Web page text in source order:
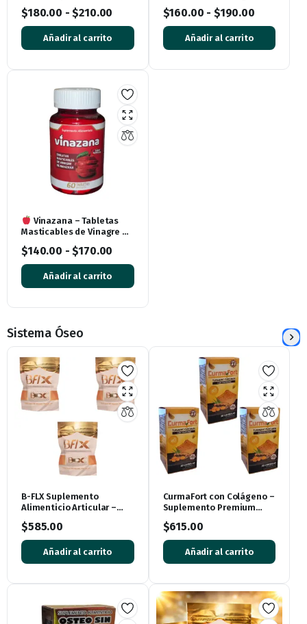
Chocolate
$180.00 -$210.00
Añadir al carrito
Cápsulas
$160.00 - $190.00
Añadir al carrito
Vinazana – Tabletas
Masticables de Vinagre de
$140.00 -$170.00
Añadir al carrito
Sistema Óseo
B-FLX Suplemento
Alimenticio Articular –
$585.00
Añadir al carrito
CurmaFort con Colágeno –
Suplemento Premium
Cápsulas)
$615.00
Añadir al carrito